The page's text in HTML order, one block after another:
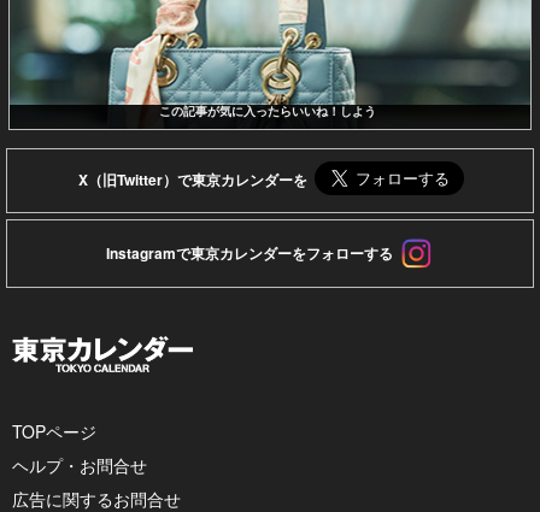
この記事が気に入ったらいいね！しよう
X（旧Twitter）で東京カレンダーを
Instagramで東京カレンダーをフォローする
TOPページ
ヘルプ・お問合せ
広告に関するお問合せ